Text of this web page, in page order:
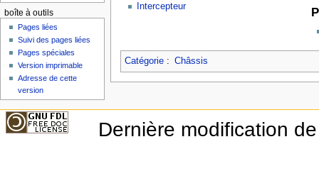
Intercepteur
P
Catégorie: Châssis
boîte à outils
Pages liées
Suivi des pages liées
Pages spéciales
Version imprimable
Adresse de cette
version
Dernière modification